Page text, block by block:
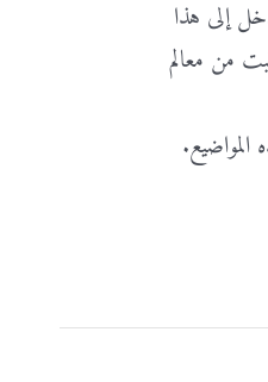
إلى هذا
من معالم